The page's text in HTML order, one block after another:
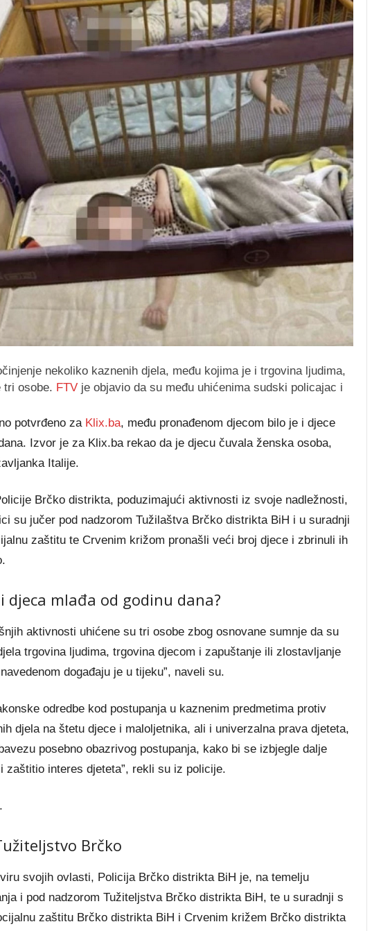
nekoliko kaznenih djela, među kojima je i trgovina ljudima,
tri osobe. FTV je objavio da su među uhićenima sudski policajac i
potvrđeno za Klix.ba, među pronađenom djecom bilo je i djece
Izvor je za Klix.ba rekao da je djecu čuvala ženska osoba,
Italije.
Brčko distrikta, poduzimajući aktivnosti iz svoje nadležnosti,
su jučer pod nadzorom Tužilaštva Brčko distrikta BiH i u suradnji
zaštitu te Crvenim križom pronašli veći broj djece i zbrinuli ih
djeca mlađa od godinu dana?
aktivnosti uhićene su tri osobe zbog osnovane sumnje da su
trgovina ljudima, trgovina djecom i zapuštanje ili zlostavljanje
događaju je u tijeku”, naveli su.
odredbe kod postupanja u kaznenim predmetima protiv
djela na štetu djece i maloljetnika, ali i univerzalna prava djeteta,
posebno obazrivog postupanja, kako bi se izbjegle dalje
zaštitio interes djeteta”, rekli su iz policije.
Brčko
svojih ovlasti, Policija Brčko distrikta BiH je, na temelju
i pod nadzorom Tužiteljstva Brčko distrikta BiH, te u suradnji s
zaštitu Brčko distrikta BiH i Crvenim križem Brčko distrikta